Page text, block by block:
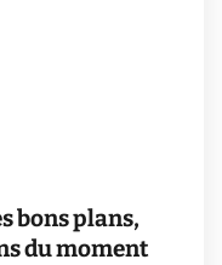
bons plans,
du moment